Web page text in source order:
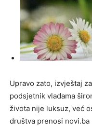
Upravo zato, izvještaj
podsjetnik vladama
života nije luksuz, već
društva prenosi novi.ba